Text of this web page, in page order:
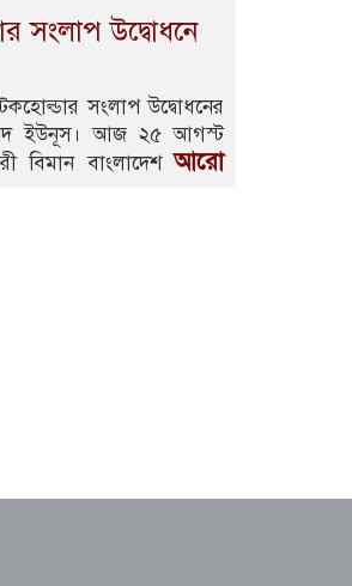
সংলাপ উদ্বোধনে
সংলাপ উদ্বোধনের
ইউনূস। আজ ২৫ আগস্ট
বিমান বাংলাদেশআরো